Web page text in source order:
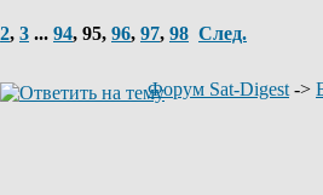
2, 3 ... 94, 95, 96, 97, 98 След.
Форум Sat-Digest ->